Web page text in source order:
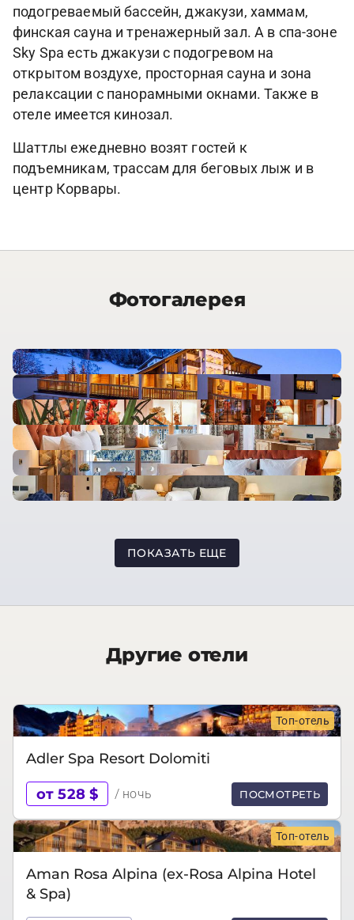
подогреваемый бассейн, джакузи, хаммам,
финская сауна и тренажерный зал. А в спа-зоне
Sky Spa есть джакузи с подогревом на
открытом воздухе, просторная сауна и зона
релаксации с панорамными окнами. Также в
отеле имеется кинозал.
Шаттлы ежедневно возят гостей к
подъемникам, трассам для беговых лыж и в
центр Корвары.
Фотогалерея
ПОКАЗАТЬ ЕЩЕ
Другие отели
Топ-отель
Adler Spa Resort‎ Dolomiti
от 528 $ / ночь ПОСМОТРЕТЬ
Топ-отель
Aman Rosa Alpina (ex-Rosa Alpina Hotel
& Spa)